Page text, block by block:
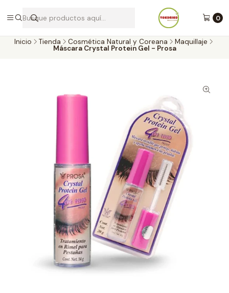
0
Envíos a todo Chile por Blue Express
Inicio Tienda Cosmética Natural y Coreana Maquillaje
Máscara Crystal Protein Gel - Prosa